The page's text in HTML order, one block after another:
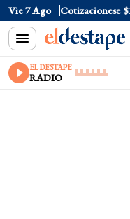
Vie 7 Ago Cotizaciones
$1976 Dólar Blue $1530
EL DESTAPE
RADIO